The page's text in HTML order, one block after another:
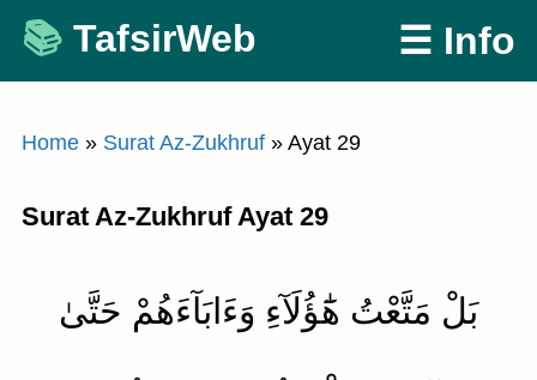
Skip
content
TafsirWeb ☰ Info
Home » Surat Az-Zukhruf » Ayat 29
Surat Az-Zukhruf Ayat 29
بَلْ مَتَّعْتُ هَٰٓؤُلَآءِ وَءَابَآءَهُمْ حَتَّىٰ